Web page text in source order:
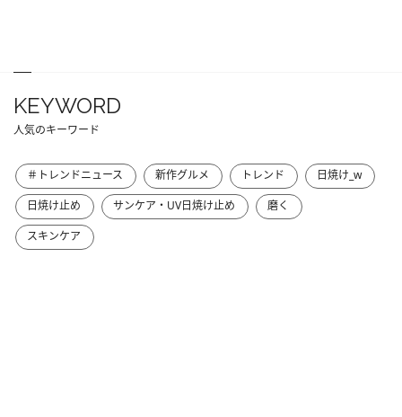
KEYWORD
人気のキーワード
＃トレンドニュース 新作グルメ トレンド
日焼け_w
日焼け止め
サンケア・UV日焼け止め
磨く
スキンケア